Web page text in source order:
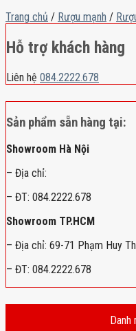
Trang chủ / Rượu mạnh /
Hỗ trợ khách hàng
Liên hệ 084.2222.678
Sản phẩm sẵn hàng tại:
Showroom Hà Nội
– Địa chỉ:
– ĐT: 084.2222.678
Showroom TP.HCM
– Địa chỉ: 69-71 Phạm Huy
– ĐT: 084.2222.678